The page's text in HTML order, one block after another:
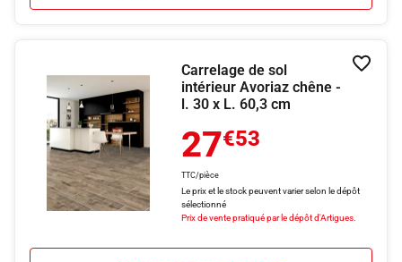
Carrelage de sol
intérieur Avoriaz chêne -
l. 30 x L. 60,3 cm
27€53
TTC/pièce
Le prix et le stock peuvent varier selon le dépôt
sélectionné
Prix de vente pratiqué par le dépôt d'Artigues.